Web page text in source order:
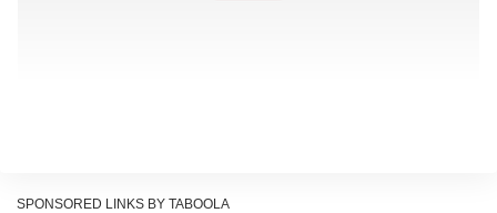
SPONSORED LINKS BY TABOOLA